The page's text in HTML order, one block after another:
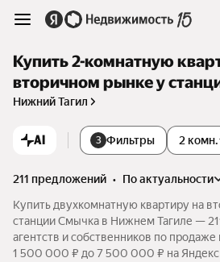
Купить 2-комнатную
вторичном рынке у
Нижний Тагил
AI 3 Фильтры 2 комн.
211 предложений •
по актуальности
Купить двухкомнатную квартиру на
станции Смычка в Нижнем Тагиле —
агентств и собственников по продаже
1 500 000 ₽ до 7 500 000 ₽ на